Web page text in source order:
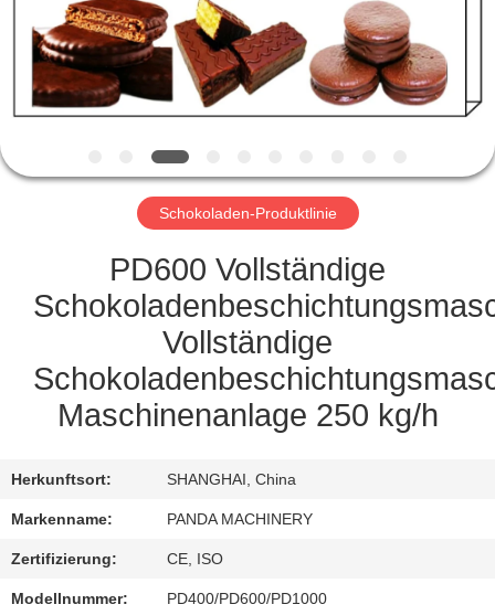
QUALITÄTSKONTROLLE
TRETEN
SIE
MIT
VERBINDUNG
NACHRICHTEN
SIE
EIN
ZITAT
Schokoladen-Produktlinie
PD600 Vollständige
Vollständige
Maschinenanlage 250 kg/h
Herkunftsort: SHANGHAI, China
Markenname: PANDA MACHINERY
Zertifizierung: CE, ISO
Modellnummer: PD400/PD600/PD1000